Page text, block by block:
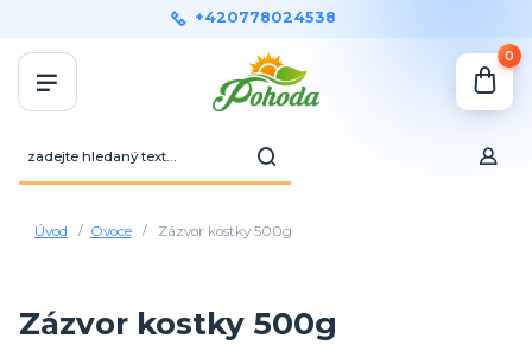
+420778024538
0
Úvod Ovoce Zázvor kostky 500g
Zázvor kostky 500g